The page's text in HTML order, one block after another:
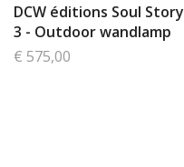
DCW éditions Soul Story
3 - Outdoor wandlamp
€ 575,00